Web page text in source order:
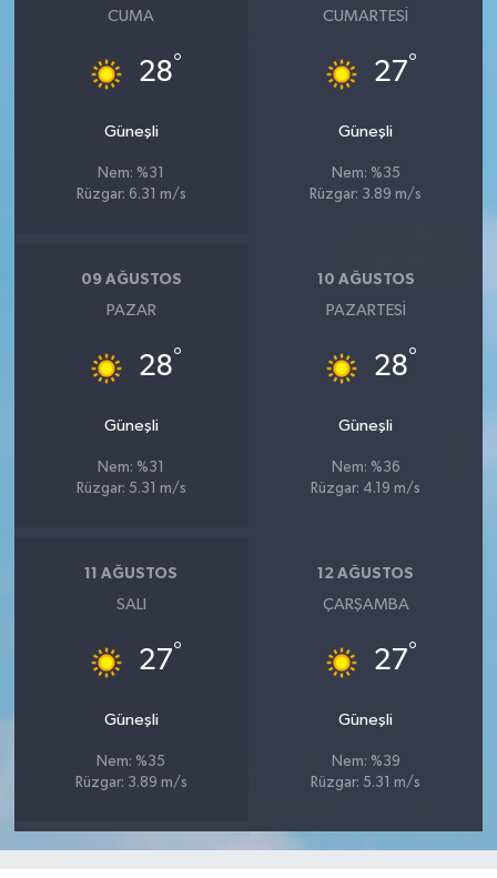
CUMA
28°
Güneşli
Nem: %31
Rüzgar: 6.31 m/s
CUMARTESI
27°
Güneşli
Nem: %35
Rüzgar: 3.89 m/s
09 AĞUSTOS
PAZAR
28°
Güneşli
Nem: %31
Rüzgar: 5.31 m/s
10 AĞUSTOS
PAZARTESI
28°
Güneşli
Nem: %36
Rüzgar: 4.19 m/s
11 AĞUSTOS
SALI
27°
Güneşli
Nem: %35
Rüzgar: 3.89 m/s
12 AĞUSTOS
ÇARŞAMBA
27°
Güneşli
Nem: %39
Rüzgar: 5.31 m/s